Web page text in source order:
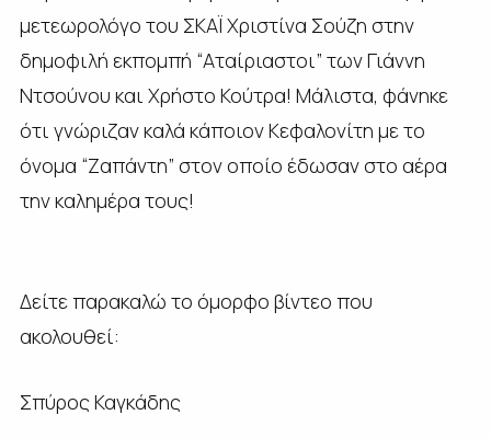
μετεωρολόγο του ΣΚΑΪ Χριστίνα Σούζη στην
δημοφιλή εκπομπή “Αταίριαστοι” των Γιάννη
Ντσούνου και Χρήστο Κούτρα! Μάλιστα, φάνηκε
ότι γνώριζαν καλά κάποιον Κεφαλονίτη με το
όνομα “Ζαπάντη” στον οποίο έδωσαν στο αέρα
την καλημέρα τους!
Δείτε παρακαλώ το όμορφο βίντεο που
ακολουθεί:
Σπύρος Καγκάδης